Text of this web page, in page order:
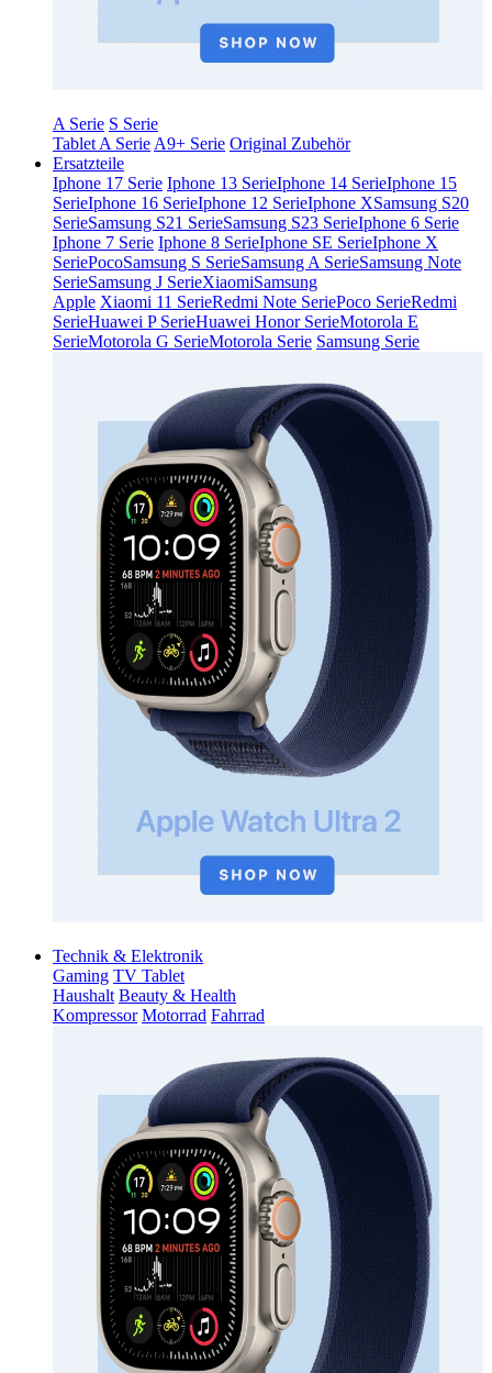
A Serie S Serie
Tablet A Serie A9+ Serie Original Zubehör
Ersatzteile
Iphone 17 Serie Iphone 13 SerieIphone 14 SerieIphone 15
SerieIphone 16 SerieIphone 12 SerieIphone XSamsung S20
SerieSamsung S21 SerieSamsung S23 SerieIphone 6 Serie
Iphone 7 Serie Iphone 8 SerieIphone SE SerieIphone X
SeriePocoSamsung S SerieSamsung A SerieSamsung Note
SerieSamsung J SerieXiaomiSamsung
Apple Xiaomi 11 SerieRedmi Note SeriePoco SerieRedmi
SerieHuawei P SerieHuawei Honor SerieMotorola E
SerieMotorola G SerieMotorola Serie Samsung Serie
Technik & Elektronik
Gaming TV Tablet
Haushalt Beauty & Health
Kompressor Motorrad Fahrrad